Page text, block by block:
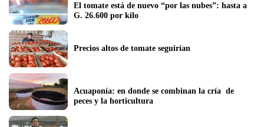
El tomate está de nuevo “por las nubes”: hasta a
G. 26.600 por kilo
Precios altos de tomate seguirían
Acuaponía: en donde se combinan la cría  de
peces y la horticultura